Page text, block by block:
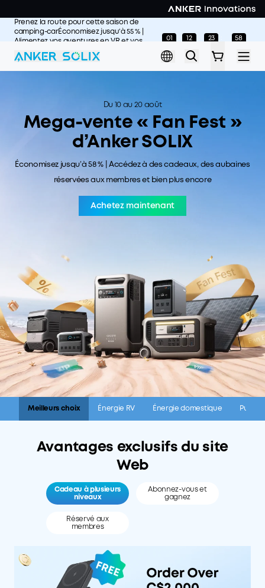
Prenez la route pour cette saison de
camping-carÉconomisez jusqu’à 55 % |
Alimentez vos aventures en VR et vos
escapades estivales
dans>>
01 12 23 58
Du 10 au 20 août
Mega-vente « Fan Fest »
d’Anker SOLIX
Économisez jusqu’à 58 % | Accédez à des cadeaux, des aubaines
réservées aux membres et bien plus encore
Achetez maintenant
Meilleurs choix Énergie RV Énergie domestique
Avantages exclusifs du site
Web
Cadeau à plusieurs
niveaux
Abonnez-vous et
gagnez
Réservé aux
membres